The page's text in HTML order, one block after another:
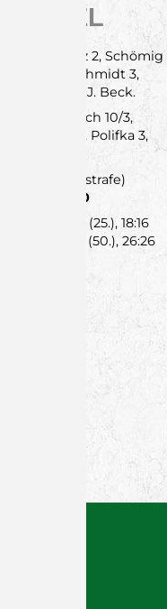
SPIEL
– J. Krenz 2, Schömig
3, F. Schmidt 3,
2, Franke 1, J. Beck.
– Mönch 10/3,
6, Matusik 2, Polifka 3,
(57., 3. Zeitstrafe)
420
(20.), 14:12 (25.), 18:16
(45.), 25:25 (50.), 26:26